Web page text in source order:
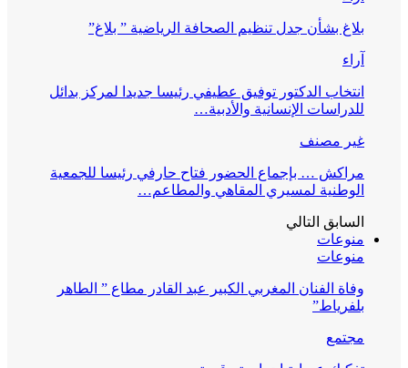
بلاغ بشأن جدل تنظيم الصحافة الرياضية ” بلاغ”
انتخاب الدكتور توفيق عطيفي رئيسا جديدا لمركز بدائل
للدراسات الإنسانية والأدبية…
غير مصنف
مراكش … بإجماع الحضور فتاح حارفي رئيسا للجمعية
الوطنية لمسيري المقاهي والمطاعم…
السابقالتالي
منوعات
منوعات
وفاة الفنان المغربي الكبير عبد القادر مطاع ” الطاهر
بلفرياط”
مجتمع